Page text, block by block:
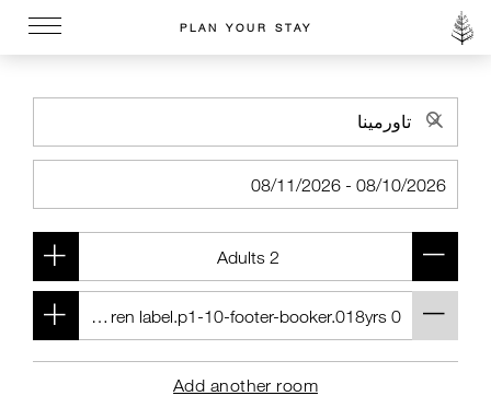
PLAN YOUR STAY
Add another room